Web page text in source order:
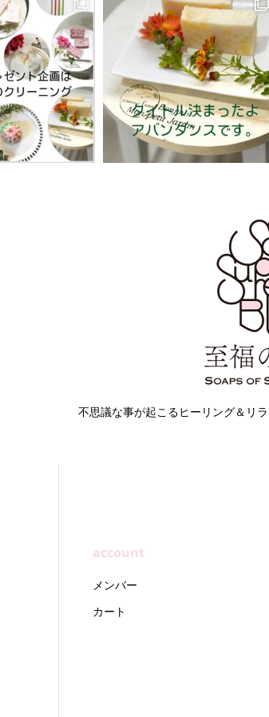
不思議な事が起こるヒーリング＆リ
account
メンバー
カート